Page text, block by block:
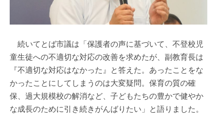
続いてとば市議は「保護者の声に基づいて、不登校児
童生徒への不適切な対応の改善を求めたが、副教育長は
『不適切な対応はなかった』と答えた。あったことをな
かったことにしてしまうのは大変疑問。保育の質の確
保、過大規模校の解消など、子どもたちの豊かで健やか
な成長のために引き続きがんばりたい」と語りました。